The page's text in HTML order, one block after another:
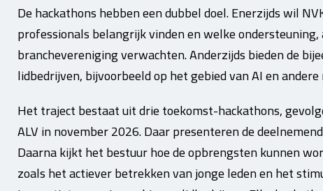
De hackathons hebben een dubbel doel. Enerzijds wil
professionals belangrijk vinden en welke
branchevereniging verwachten. Anderzijds bieden de
lidbedrijven, bijvoorbeeld op het gebied van AI en
Het traject bestaat uit drie toekomst-hackathons,
ALV in november 2026. Daar presenteren de
Daarna kijkt het bestuur hoe de opbrengsten kunnen
zoals het actiever betrekken van jonge leden en het